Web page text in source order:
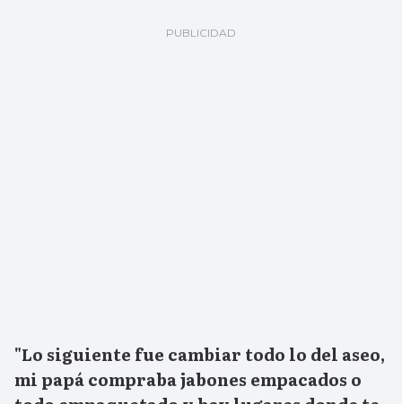
"Lo siguiente fue cambiar todo lo del aseo,
mi papá compraba jabones empacados o